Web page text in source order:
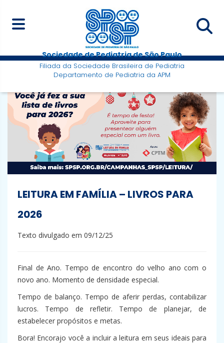
Sociedade de Pediatria de São Paulo
Filiada da Sociedade Brasileira de Pediatria
Departamento de Pediatria da APM
LEITURA EM FAMÍLIA – LIVROS PARA
2026
Texto divulgado em 09/12/25
Final de Ano. Tempo de encontro do velho ano com o
novo ano. Momento de densidade especial.
Tempo de balanço. Tempo de aferir perdas, contabilizar
lucros. Tempo de refletir. Tempo de planejar, de
estabelecer propósitos e metas.
Bora! Encorajo você a incluir a leitura em seus ideais para